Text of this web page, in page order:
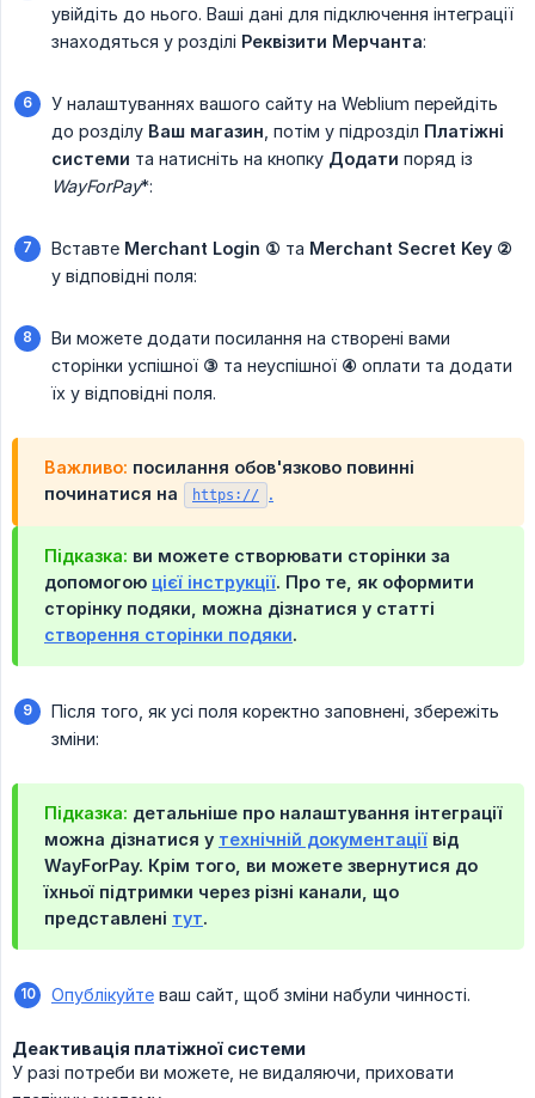
увійдіть до нього. Ваші дані для підключення інтеграції
знаходяться у розділі Реквізити Мерчанта:
У налаштуваннях вашого сайту на Weblium перейдіть
до розділу Ваш магазин , потім у підрозділ Платіжні
системи та натисніть на кнопку Додати поряд із
WayForPay*:
Вставте Merchant Login ① та Merchant Secret Key ②
у відповідні поля:
Ви можете додати посилання на створені вами
сторінки успішної ③ та неуспішної ④ оплати та додати
їх у відповідні поля.
Важливо: посилання обов'язково повинні
починатися на
https:// .
Підказка: ви можете створювати сторінки за
допомогою цієї інструкції. Про те, як оформити
сторінку подяки, можна дізнатися у статті
створення сторінки подяки.
Після того, як усі поля коректно заповнені, збережіть
зміни:
Підказка: детальніше про налаштування інтеграції
можна дізнатися у технічній документації від
WayForPay. Крім того, ви можете звернутися до
їхньої підтримки через різні канали, що
представлені тут.
Опублікуйте ваш сайт, щоб зміни набули чинності.
Деактивація платіжної системи
У разі потреби ви можете, не видаляючи, приховати